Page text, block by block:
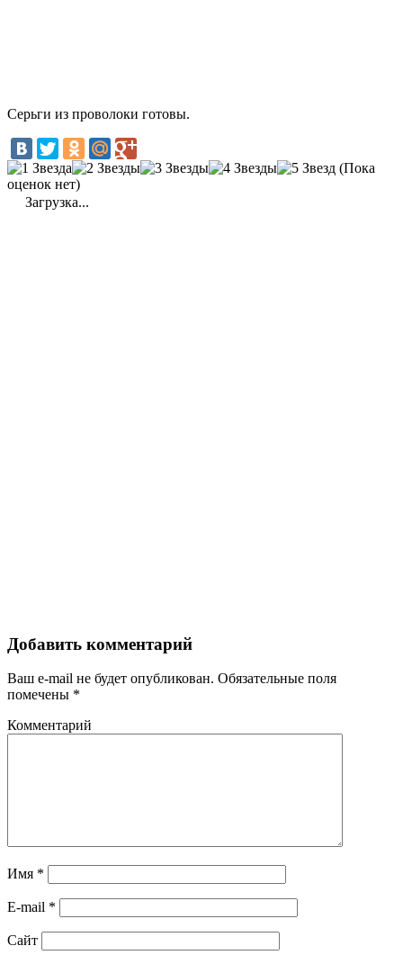
Серьги из проволоки готовы.
(Пока
оценок нет)
Загрузка...
Добавить комментарий
Ваш e-mail не будет опубликован. Обязательные поля
помечены *
Комментарий
Имя *
E-mail *
Сайт